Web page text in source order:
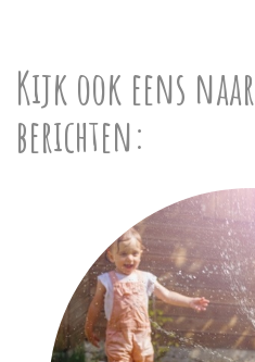
Kijk ook eens
berichten: